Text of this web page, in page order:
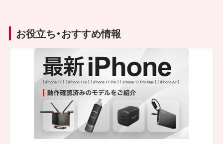
お役立ち・おすすめ情報